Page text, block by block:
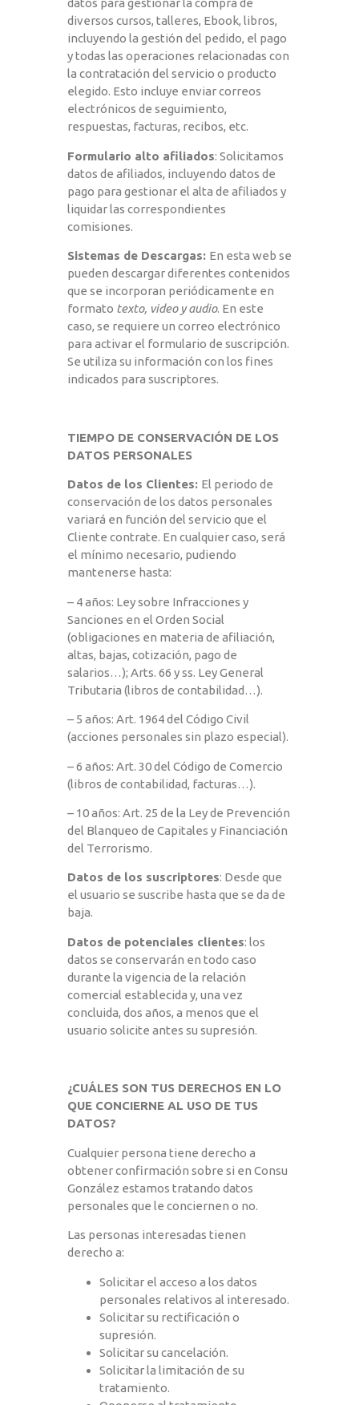
datos para gestionar la compra de
diversos cursos, talleres, Ebook, libros,
incluyendo la gestión del pedido, el pago
y todas las operaciones relacionadas con
la contratación del servicio o producto
elegido. Esto incluye enviar correos
electrónicos de seguimiento,
respuestas, facturas, recibos, etc.
Formulario alto afiliados: Solicitamos
datos de afiliados, incluyendo datos de
pago para gestionar el alta de afiliados y
liquidar las correspondientes
comisiones.
Sistemas de Descargas: En esta web se
pueden descargar diferentes contenidos
que se incorporan periódicamente en
formato texto, video y audio. En este
caso, se requiere un correo electrónico
para activar el formulario de suscripción.
Se utiliza su información con los fines
indicados para suscriptores.
TIEMPO DE CONSERVACIÓN DE LOS
DATOS PERSONALES
Datos de los Clientes: El periodo de
conservación de los datos personales
variará en función del servicio que el
Cliente contrate. En cualquier caso, será
el mínimo necesario, pudiendo
mantenerse hasta:
– 4 años: Ley sobre Infracciones y
Sanciones en el Orden Social
(obligaciones en materia de afiliación,
altas, bajas, cotización, pago de
salarios…); Arts. 66 y ss. Ley General
Tributaria (libros de contabilidad…).
– 5 años: Art. 1964 del Código Civil
(acciones personales sin plazo especial).
– 6 años: Art. 30 del Código de Comercio
(libros de contabilidad, facturas…).
– 10 años: Art. 25 de la Ley de Prevención
del Blanqueo de Capitales y Financiación
del Terrorismo.
Datos de los suscriptores: Desde que
el usuario se suscribe hasta que se da de
baja.
Datos de potenciales clientes: los
datos se conservarán en todo caso
durante la vigencia de la relación
comercial establecida y, una vez
concluida, dos años, a menos que el
usuario solicite antes su supresión.
¿CUÁLES SON TUS DERECHOS EN LO
QUE CONCIERNE AL USO DE TUS
DATOS?
Cualquier persona tiene derecho a
obtener confirmación sobre si en Consu
González estamos tratando datos
personales que le conciernen o no.
Las personas interesadas tienen
derecho a:
Solicitar el acceso a los datos
personales relativos al interesado.
Solicitar su rectificación o
supresión.
Solicitar su cancelación.
Solicitar la limitación de su
tratamiento.